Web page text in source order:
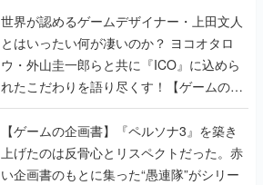
世界が認めるゲームデザイナー・上田文人
とはいったい何が凄いのか？ ヨコオタロ
ウ・外山圭一郎らと共に『ICO』に込めら
れたこだわりを語り尽くす！【ゲームの企
画書】
【ゲームの企画書】『ペルソナ3』を築き
上げたのは反骨心とリスペクトだった。赤
い企画書のもとに集った“愚連隊”がシリー